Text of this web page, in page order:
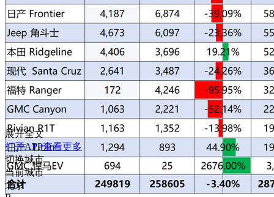
展开全文
打开APP查看更多
切换城市
当前城市
北京